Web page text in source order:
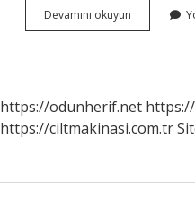
Devamını okuyun Plasebo
Etkisinin
https://odunherif.net
https://ciltmakinasi.com.tr